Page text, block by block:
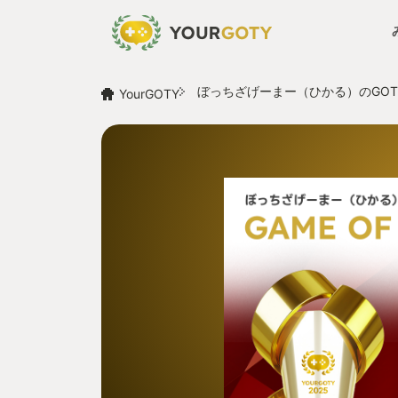
YourGOTY ぼっちざげーまー（ひかる）の